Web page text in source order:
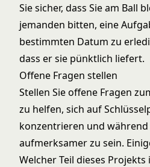
Sie sicher, dass Sie am Ball
jemanden bitten, eine
bestimmten Datum zu
dass er sie pünktlich liefert.
Offene Fragen stellen
Stellen Sie offene Fragen
zu helfen, sich auf
konzentrieren und
aufmerksamer zu sein.
Welcher Teil dieses Projekts